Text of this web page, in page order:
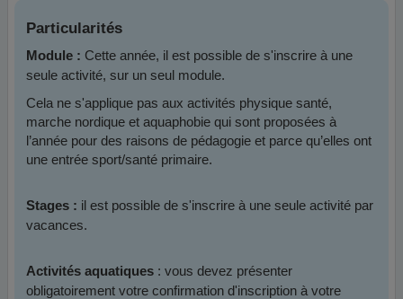
Particularités
Module : Cette année, il est possible de s'inscrire à une
seule activité, sur un seul module.
Cela ne s'applique pas aux activités physique santé,
marche nordique et aquaphobie qui sont proposées à
l’année pour des raisons de pédagogie et parce qu’elles ont
une entrée sport/santé primaire.
Stages : il est possible de s'inscrire à une seule activité par
vacances.
Activités aquatiques: vous devez présenter
obligatoirement votre confirmation d'inscription à votre